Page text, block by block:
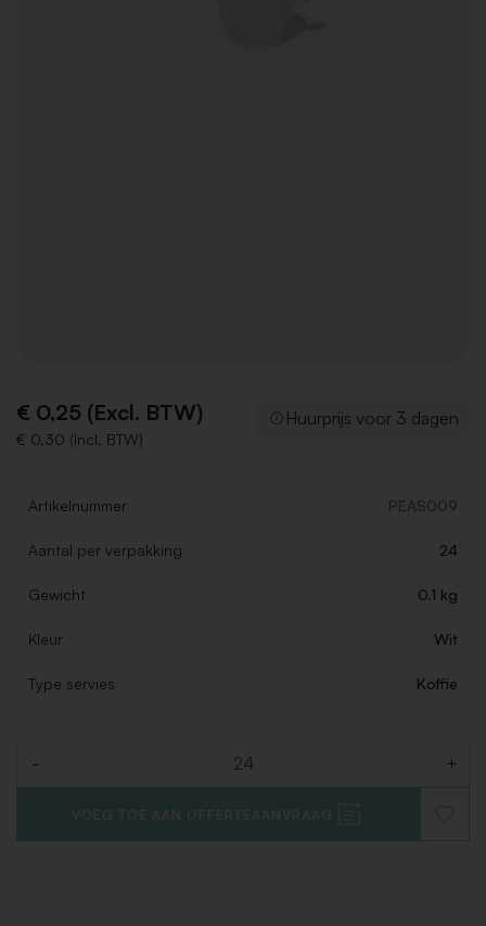
€ 0,25 (Excl. BTW)
€ 0,30 (Incl. BTW)
Huurprijs voor 3 dagen
Artikelnummer PEAS009
Aantal per verpakking 24
Gewicht 0.1 kg
Kleur Wit
Type servies Koffie
- +
VOEG TOE AAN OFFERTEAANVRAAG
TOE